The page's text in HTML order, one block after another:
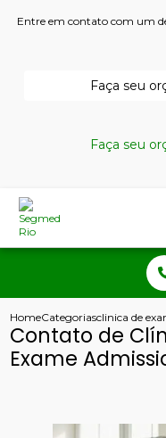
Entre em contato com um
Faça seu
Faça seu
HomeCategoriasclinica de
Contato de
Exame